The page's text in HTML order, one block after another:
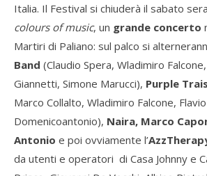
Italia. Il Festival si chiuderà il sabato
colours of music, un grande concerto
Martiri di Paliano: sul palco si
Band (Claudio Spera, Wladimiro
Giannetti, Simone Marucci), Purple Trais
Marco Collalto, Wladimiro Falcone,
Domenicoantonio), Naira, Marco
Antonio e poi ovviamente l’
da utenti e operatori di Casa Johnny e